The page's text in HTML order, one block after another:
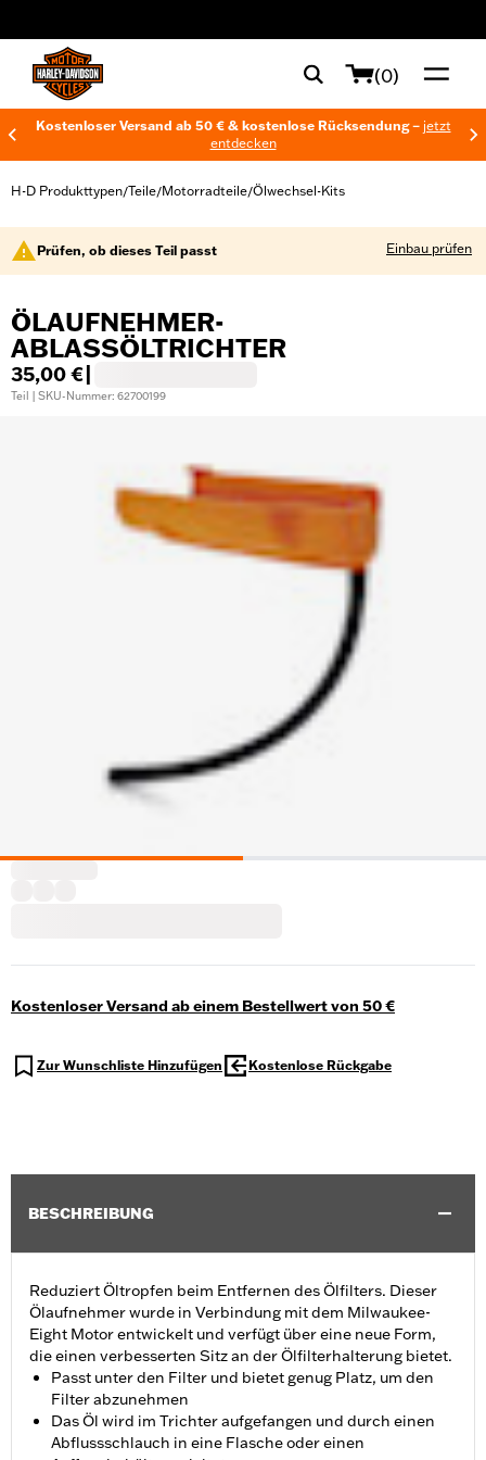
(0)
Kostenloser Versand ab 50 € & kostenlose Rücksendung – jetzt
entdecken
H-D Produkttypen/Teile/Motorradteile/Ölwechsel-Kits
Prüfen, ob dieses Teil passt Einbau prüfen
ÖLAUFNEHMER-
ABLASSÖLTRICHTER
35,00 €
Teil | SKU-Nummer: 62700199
Kostenloser Versand ab einem Bestellwert von 50 €
Zur Wunschliste Hinzufügen Kostenlose Rückgabe
BESCHREIBUNG
Reduziert Öltropfen beim Entfernen des Ölfilters. Dieser
Ölaufnehmer wurde in Verbindung mit dem Milwaukee-
Eight Motor entwickelt und verfügt über eine neue Form,
die einen verbesserten Sitz an der Ölfilterhalterung bietet.
Passt unter den Filter und bietet genug Platz, um den
Filter abzunehmen
Das Öl wird im Trichter aufgefangen und durch einen
Abflussschlauch in eine Flasche oder einen